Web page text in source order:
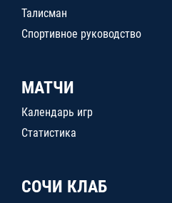
Талисман
Спортивное руководство
МАТЧИ
Календарь игр
Статистика
СОЧИ КЛАБ